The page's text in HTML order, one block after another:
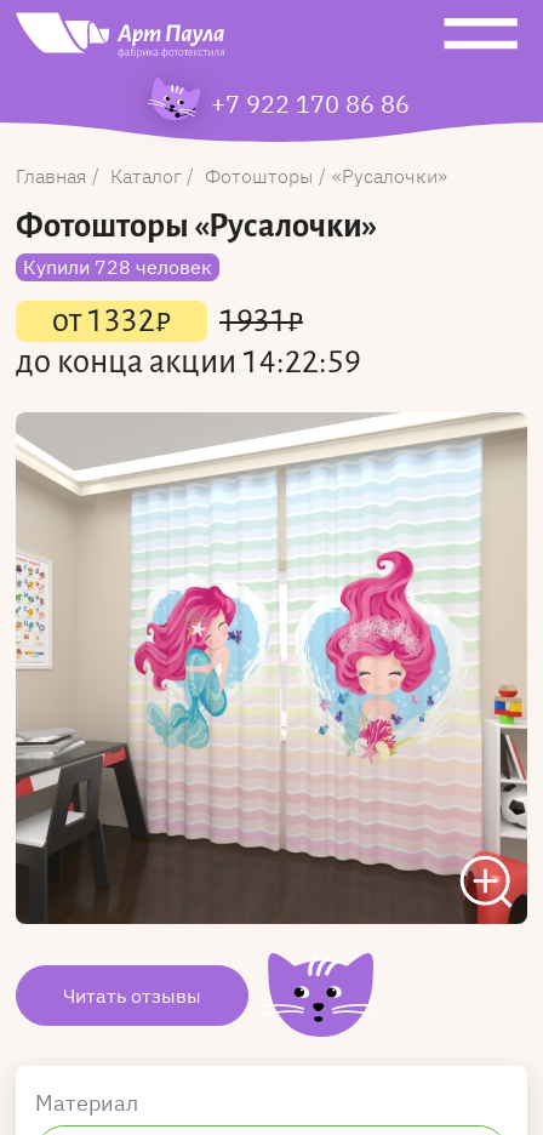
+7 922 170 86 86
Главная Каталог Фотошторы Русалочки
Фотошторы «Русалочки»
Купили 728 человек
от1332₽ 1931₽
до конца акции 14:22:59
Читать отзывы
Материал